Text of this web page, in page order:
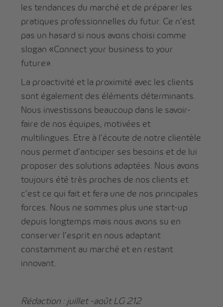
les tendances du marché et de préparer les
pratiques professionnelles du futur. Ce n’est
pas un hasard si nous avons choisi comme
slogan «Connect your business to your
future».
La proactivité et la proximité avec les clients
sont également des éléments déterminants.
Nous investissons beaucoup dans le savoir-
faire de nos équipes, motivées et
multilingues. Etre à l’écoute de notre clientèle
nous permet d’anticiper ses besoins et de lui
proposer des solutions adaptées. Nous avons
toujours été très proches de nos clients et
c’est ce qui fait et fera une de nos principales
forces. Nous ne sommes plus une start-up
depuis longtemps mais nous avons su en
conserver l’esprit en nous adaptant
constamment au marché et en restant
innovant.
Rédaction : juillet -août LG 212